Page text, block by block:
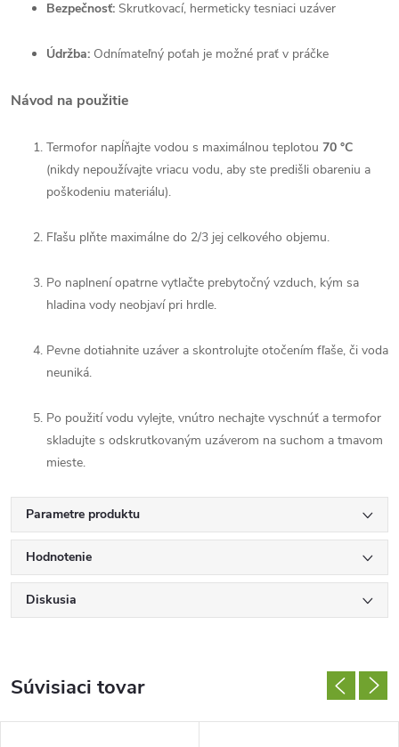
Bezpečnosť: Skrutkovací, hermeticky tesniaci uzáver
Údržba: Odnímateľný poťah je možné prať v práčke
Návod na použitie
Termofor napĺňajte vodou s maximálnou teplotou 70 °C
(nikdy nepoužívajte vriacu vodu, aby ste predišli obareniu a
poškodeniu materiálu).
Fľašu plňte maximálne do 2/3 jej celkového objemu.
Po naplnení opatrne vytlačte prebytočný vzduch, kým sa
hladina vody neobjaví pri hrdle.
Pevne dotiahnite uzáver a skontrolujte otočením fľaše, či voda
neuniká.
Po použití vodu vylejte, vnútro nechajte vyschnúť a termofor
skladujte s odskrutkovaným uzáverom na suchom a tmavom
mieste.
Parametre produktu
Hodnotenie
Diskusia
Súvisiaci tovar